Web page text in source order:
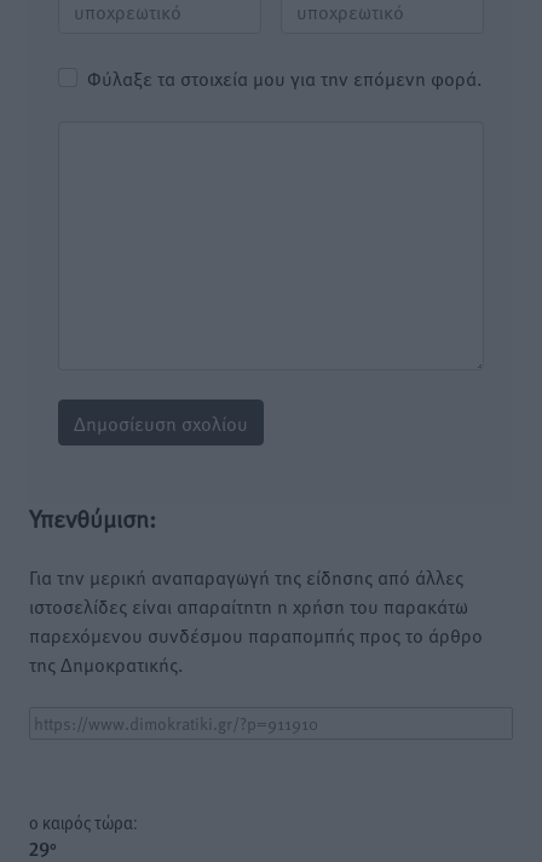
Φύλαξε τα στοιχεία μου για την επόμενη φορά.
Υπενθύμιση:
Για την μερική αναπαραγωγή της είδησης από άλλες
ιστοσελίδες είναι απαραίτητη η χρήση του παρακάτω
παρεχόμενου συνδέσμου παραπομπής προς το άρθρο
της Δημοκρατικής.
o καιρός τώρα:
29°